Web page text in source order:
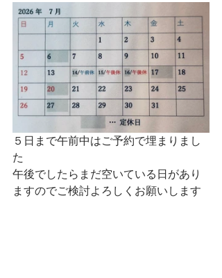
５日まで午前中はご予約で埋まりまし
た
午後でしたらまだ空いている日があり
ますのでご検討よろしくお願いします